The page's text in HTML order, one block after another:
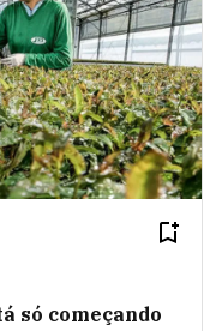
só começando